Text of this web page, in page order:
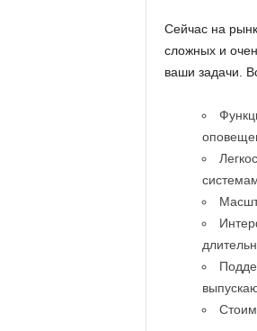
Сейчас на
сложных и
ваши задачи.